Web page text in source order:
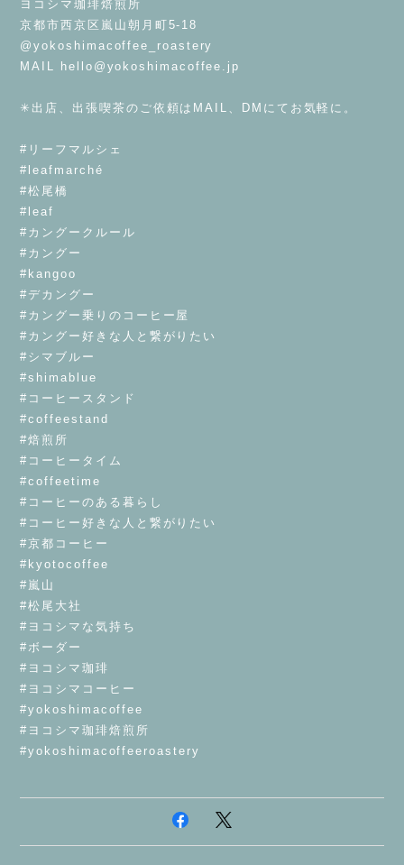
ヨコシマ珈琲焙煎所
京都市西京区嵐山朝月町5-18
@yokoshimacoffee_roastery
MAIL
hello@yokoshimacoffee.jp
✳︎出店、出張喫茶のご依頼はMAIL、DMにてお気軽に。
#リーフマルシェ
#leafmarché
#松尾橋
#leaf
#カングークルール
#カングー
#kangoo
#デカングー
#カングー乗りのコーヒー屋
#カングー好きな人と繋がりたい
#シマブルー
#shimablue
#コーヒースタンド
#coffeestand
#焙煎所
#コーヒータイム
#coffeetime
#コーヒーのある暮らし
#コーヒー好きな人と繋がりたい
#京都コーヒー
#kyotocoffee
#嵐山
#松尾大社
#ヨコシマな気持ち
#ボーダー
#ヨコシマ珈琲
#ヨコシマコーヒー
#yokoshimacoffee
#ヨコシマ珈琲焙煎所
#yokoshimacoffeeroastery